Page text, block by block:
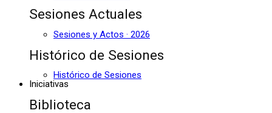
Sesiones Actuales
Sesiones y Actos · 2026
Histórico de Sesiones
Histórico de Sesiones
Iniciativas
Biblioteca